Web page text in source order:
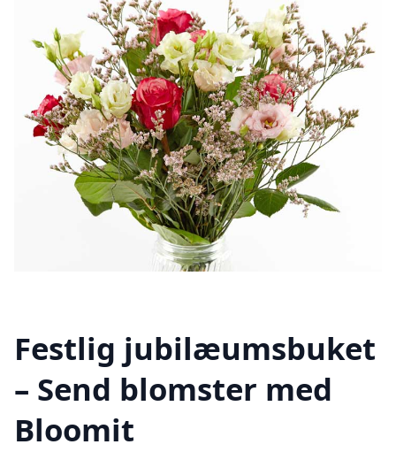
Festlig jubilæumsbuket
– Send blomster med
Bloomit